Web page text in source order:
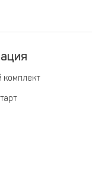
комплект